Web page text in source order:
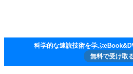
科学的な速読技術を学ぶ
無料で受け取